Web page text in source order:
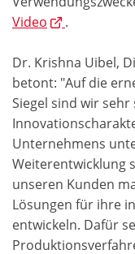
Video
.
Dr. Krishna Uibel,
betont: "Auf die
Siegel sind wir sehr
Unternehmens
Weiterentwicklung
unseren Kunden
Lösungen für ihre
entwickeln. Dafür